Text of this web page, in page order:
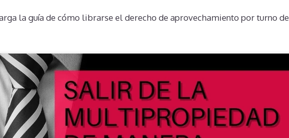
la guía de cómo librarse el derecho de aprovechamiento por turno de